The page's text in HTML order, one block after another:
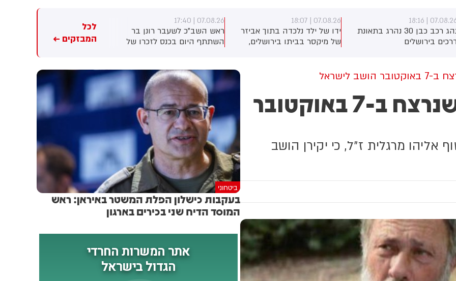
07.08.26 |
נהג רכב כבן 30 נהרג בתאונת
בירושלים
07.08.26 | 18:07
ידו של ילד נלכדה בתוך אביזר
של מיקסר בביתו בירושלים,
07.08.26 | 17:40
ראש השב"כ לשעבר רונן בר
השתתף היום בכנס לזכרו של
הבוקר בשכונת בקעה בירושלים
חברת הנפט הלאומית של אבו
דאבי טוענת: מאז תחילת
המלחמה - 15 מכלי השיט
בזמן מעבר בהורמוז, שלושה
מהם במהלך השבוע
לכל
המבזקים ←
לישראל
אליהו מרגלית הי"ד שנרצח ב-7 באוקטובר
אליהו מרגלית ז״ל, כי יקירן הושב
ביטחוני
בעקבות כישלון הפלת המשטר באיראן: ראש
המוסד הדיח שני בכירים בארגון